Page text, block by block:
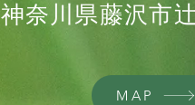
神奈川県藤沢市
MAP